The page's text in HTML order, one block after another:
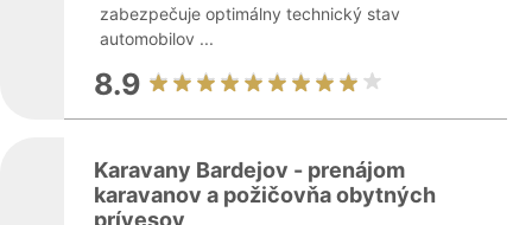
zabezpečuje optimálny technický stav
automobilov ...
8.9
Karavany Bardejov - prenájom
karavanov a požičovňa obytných
prívesov